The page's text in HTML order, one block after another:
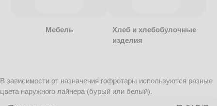
Мебель
Хлеб и хлебобулочные
изделия
В зависимости от назначения гофротары используются разные
цвета наружного лайнера (бурый или белый).